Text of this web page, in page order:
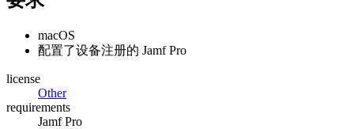
macOS
配置了设备注册的 Jamf Pro
license
Other
requirements
Jamf Pro